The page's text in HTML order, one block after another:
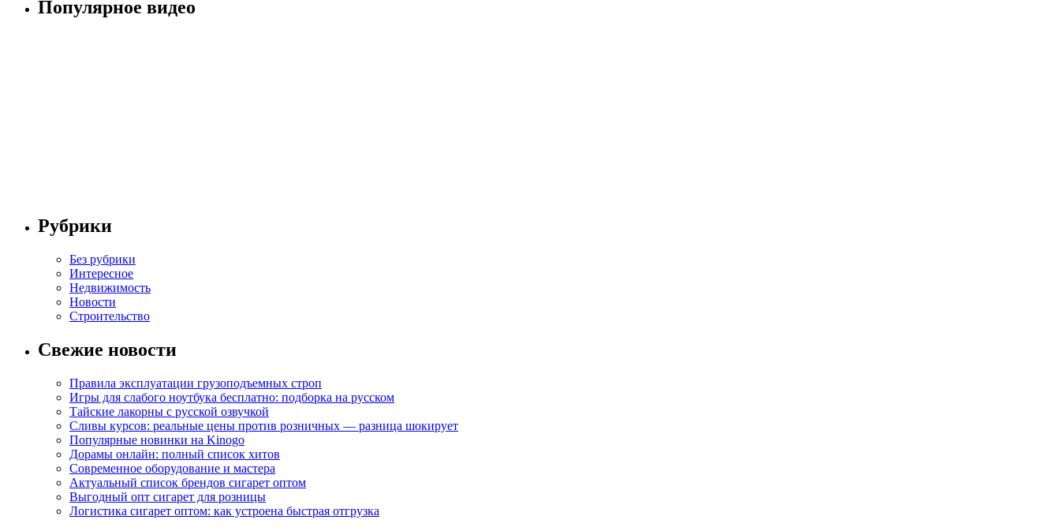
Популярное видео
Рубрики
Без рубрики
Интересное
Недвижимость
Новости
Строительство
Свежие новости
Правила эксплуатации грузоподъемных строп
Игры для слабого ноутбука бесплатно: подборка на русском
Тайские лакорны с русской озвучкой
Сливы курсов: реальные цены против розничных — разница шокирует
Популярные новинки на Kinogo
Дорамы онлайн: полный список хитов
Современное оборудование и мастера
Актуальный список брендов сигарет оптом
Выгодный опт сигарет для розницы
Логистика сигарет оптом: как устроена быстрая отгрузка